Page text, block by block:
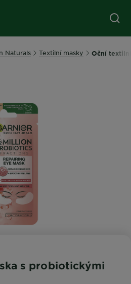
Naturals Textilní masky Oční
s probiotickými